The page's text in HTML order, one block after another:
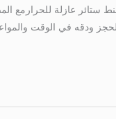
ستائر عازلة للحرارمع
ودقه في الوقت